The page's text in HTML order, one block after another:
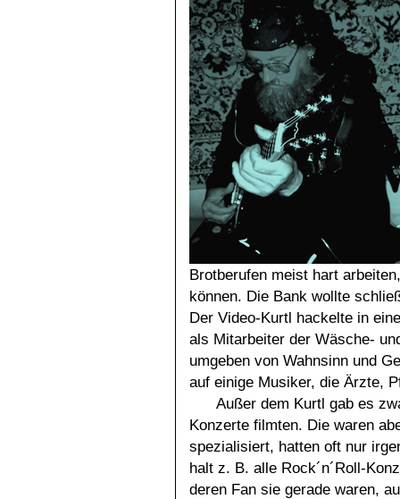
Brotberufen meist hart
können. Die Bank wollte
Der Video-Kurtl hackelte in
als Mitarbeiter der Wäsche-
umgeben von Wahnsinn und
auf einige Musiker, die Ärzte,
Außer dem Kurtl gab es
Konzerte filmten. Die waren
spezialisiert, hatten oft nur
halt z. B. alle Rock´n´Roll-
deren Fan sie gerade waren,